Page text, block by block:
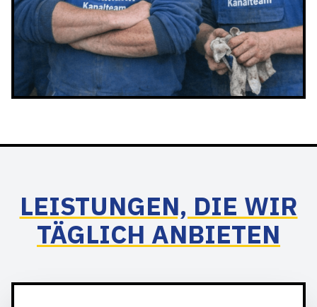
LEISTUNGEN, DIE WIR
TÄGLICH ANBIETEN